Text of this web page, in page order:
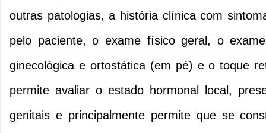
outras patologias, a história clínica com
pelo paciente, o exame físico geral, o
ginecológica e ortostática (em pé) e o toque
permite avaliar o estado hormonal local,
genitais e principalmente permite que se